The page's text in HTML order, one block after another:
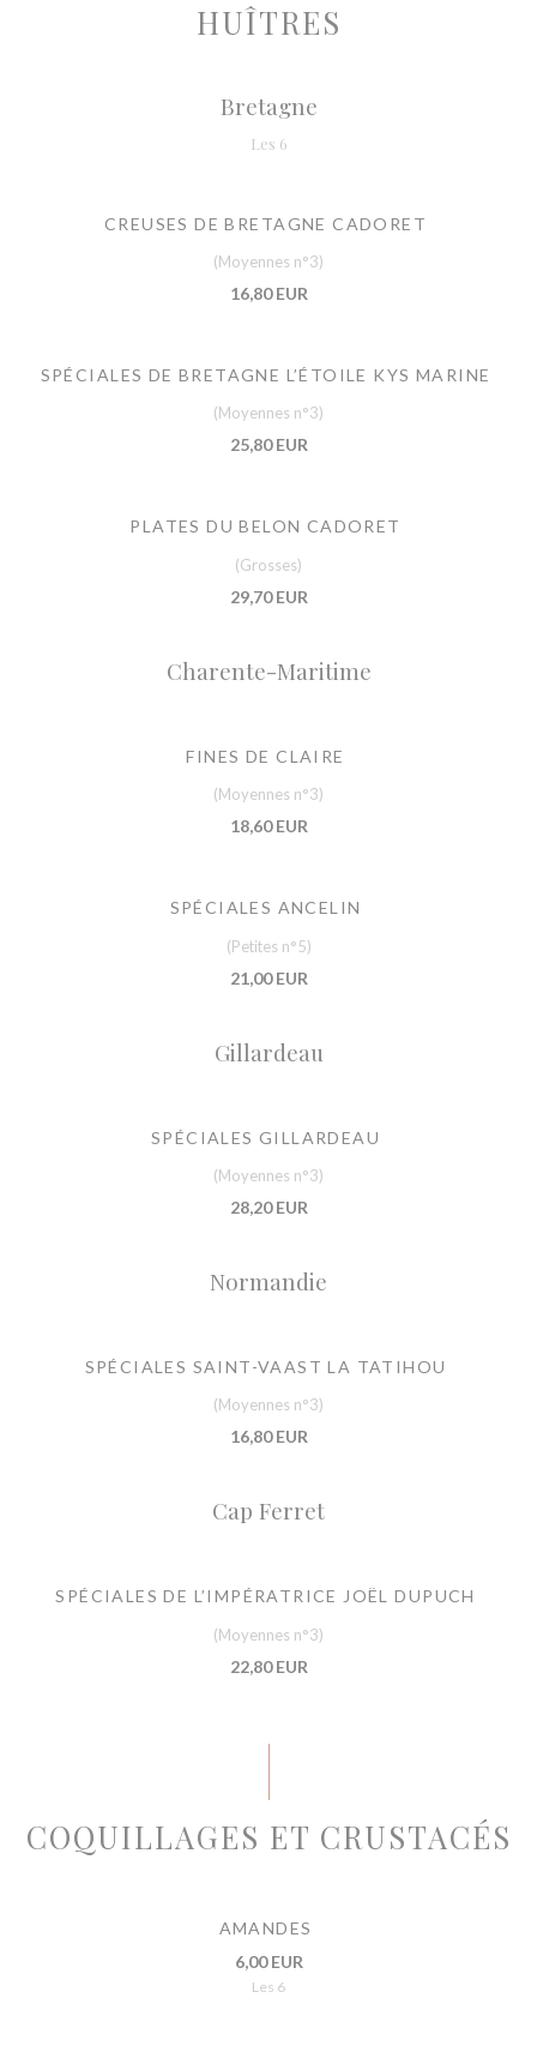
HUÎTRES
Bretagne
Les 6
CREUSES DE BRETAGNE CADORET
(Moyennes n°3)
16,80 EUR
SPÉCIALES DE BRETAGNE L’ÉTOILE KYS MARINE
(Moyennes n°3)
25,80 EUR
PLATES DU BELON CADORET
(Grosses)
29,70 EUR
Charente-Maritime
FINES DE CLAIRE
(Moyennes n°3)
18,60 EUR
SPÉCIALES ANCELIN
(Petites n°5)
21,00 EUR
Gillardeau
SPÉCIALES GILLARDEAU
(Moyennes n°3)
28,20 EUR
Normandie
SPÉCIALES SAINT-VAAST LA TATIHOU
(Moyennes n°3)
16,80 EUR
Cap Ferret
SPÉCIALES DE L’IMPÉRATRICE JOËL DUPUCH
(Moyennes n°3)
22,80 EUR
COQUILLAGES ET CRUSTACÉS
AMANDES
6,00 EUR
Les 6